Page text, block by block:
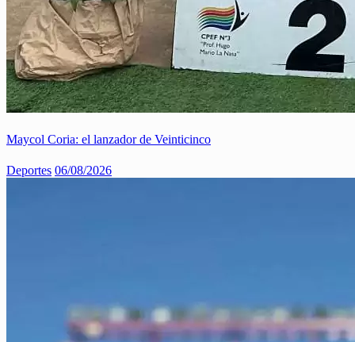
Maycol Coria: el lanzador de Veinticinco
Deportes 06/08/2026